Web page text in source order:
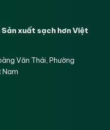
xuất sạch hơn Việt
Văn Thái, Phường
Nam